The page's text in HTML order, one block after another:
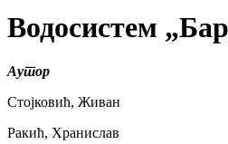
Водосистем
Аутор
Стојковић, Живан
Ракић, Хранислав